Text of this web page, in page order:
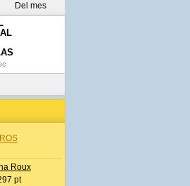
Del mes
Roux
pt